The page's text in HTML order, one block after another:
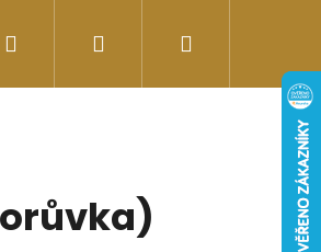
Energy-kofeinové
Přihlášení